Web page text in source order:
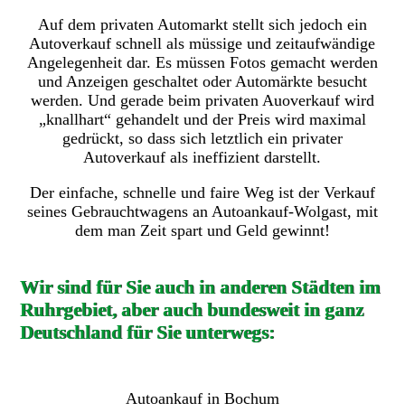
Auf dem privaten Automarkt stellt sich jedoch ein
Autoverkauf schnell als müssige und zeitaufwändige
Angelegenheit dar. Es müssen Fotos gemacht werden
und Anzeigen geschaltet oder Automärkte besucht
werden. Und gerade beim privaten Auoverkauf wird
„knallhart“ gehandelt und der Preis wird maximal
gedrückt, so dass sich letztlich ein privater
Autoverkauf als ineffizient darstellt.
Der einfache, schnelle und faire Weg ist der Verkauf
seines Gebrauchtwagens an Autoankauf-Wolgast, mit
dem man Zeit spart und Geld gewinnt!
Wir sind für Sie auch in anderen Städten im
Ruhrgebiet, aber auch bundesweit in ganz
Deutschland für Sie unterwegs:
Autoankauf in Bochum